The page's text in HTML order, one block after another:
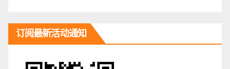
订阅最新活动通知